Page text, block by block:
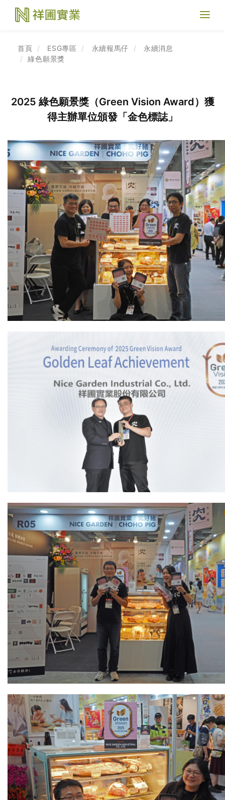
首頁 ESG專區 永續報馬仔
永續消息
綠色願景獎
2025 綠色願景獎（Green Vision Award）獲
得主辦單位頒發「金色標誌」